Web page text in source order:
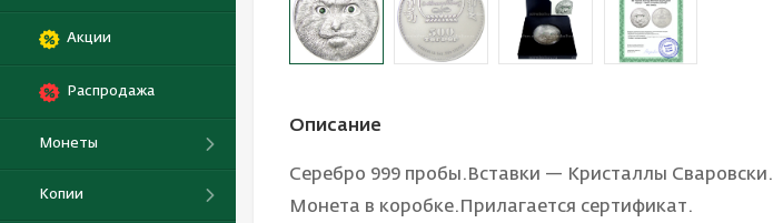
Акции
Распродажа
Монеты
Копии
Описание
Серебро 999 пробы.Вставки — Кристаллы Сваровски.
Монета в коробке.Прилагается сертификат.